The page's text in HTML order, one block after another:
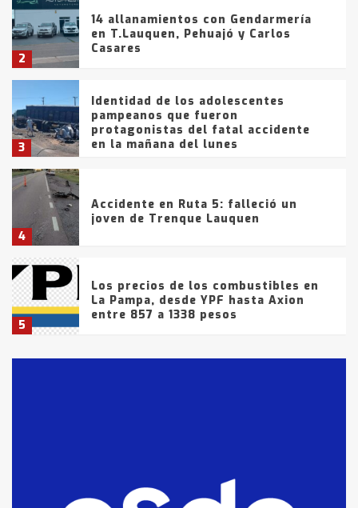
2
14 allanamientos con Gendarmería
en T.Lauquen, Pehuajó y Carlos
Casares
3
Identidad de los adolescentes
pampeanos que fueron
protagonistas del fatal accidente
en la mañana del lunes
4
Accidente en Ruta 5: falleció un
joven de Trenque Lauquen
5
Los precios de los combustibles en
La Pampa, desde YPF hasta Axion
entre 857 a 1338 pesos
fueron detenidos por
comercialización de drogas en la